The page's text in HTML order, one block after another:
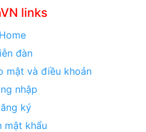
links
Home
đàn
mật và điều khoản
nhập
ký
mật khẩu